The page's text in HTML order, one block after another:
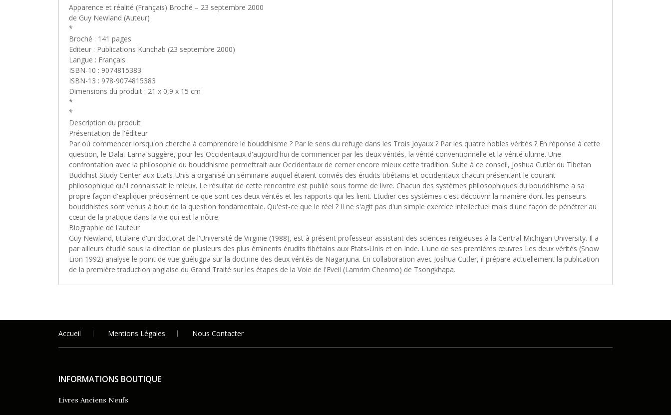
Apparence et réalité (Français) Broché – 23 septembre 2000
de Guy Newland (Auteur)
*
Broché : 141 pages
Editeur : Publications Kunchab (23 septembre 2000)
Langue : Français
ISBN-10 : 9074815383
ISBN-13 : 978-9074815383
Dimensions du produit : 21 x 0,9 x 15 cm
*
*
Description du produit
Présentation de l'éditeur
Par où commencer lorsqu'on cherche à comprendre le bouddhisme ? Par le sens du refuge dans les Trois Joyaux ? Par les quatre nobles vérités ? En réponse à cette
question, le Dalaï Lama suggère, pour les Occidentaux d'aujourd'hui de commencer par les deux vérités, la vérité conventionnelle et la vérité ultime. Une
confrontation avec la philosophie du bouddhisme permettrait aux Occidentaux de cerner encore mieux cette tradition. Suite à ce conseil, Joshua Cutler du Tibetan
Buddhist Study Center aux Etats-Unis a organisé un séminaire auquel étaient conviés des érudits tibétains et occidentaux chacun présentant le courant
philosophique qu'il connaissait le mieux. Le résultat de cette rencontre est publié sous forme de livre. Chacun des systèmes philosophiques du bouddhisme a sa
propre façon d'expliquer précisément ce que sont ces deux vérités et les rapports qui les lient. Etudier ces systèmes c'est découvrir la manière dont les penseurs
bouddhistes sont venus à bout de la question fondamentale. Qu'est-ce que le réel ? Il ne s'agit pas d'un simple exercice intellectuel mais d'une façon de pénétrer au
cœur de la pratique dans la vie qui est la nôtre.
Biographie de l'auteur
Guy Newland, titulaire d'un doctorat de l'Université de Virginie (1988), est à présent professeur assistant des sciences religieuses à la Central Michigan University. Il a
par ailleurs étudié sous la direction de plusieurs des plus éminents érudits tibétains aux Etats-Unis et en Inde. L'une de ses premières œuvres Les deux vérités (Snow
Lion 1992) analyse le point de vue guélugpa sur la doctrine des deux vérités de Nagarjuna. En collaboration avec Joshua Cutler, il prépare actuellement la publication
de la première traduction anglaise du Grand Traité sur les étapes de la Voie de l'Eveil (Lamrim Chenmo) de Tsongkhapa.
Accueil Mentions Légales Nous Contacter
INFORMATIONS BOUTIQUE
Livres Anciens Neufs